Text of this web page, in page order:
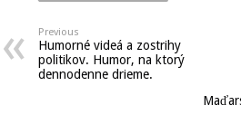
Previous
Humorné videá a zostrihy
politikov. Humor, na ktorý
dennodenne drieme.